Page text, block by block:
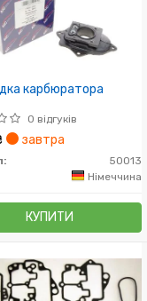
карбюратора
0 відгуків
завтра
50013
Німеччина
КУПИТИ